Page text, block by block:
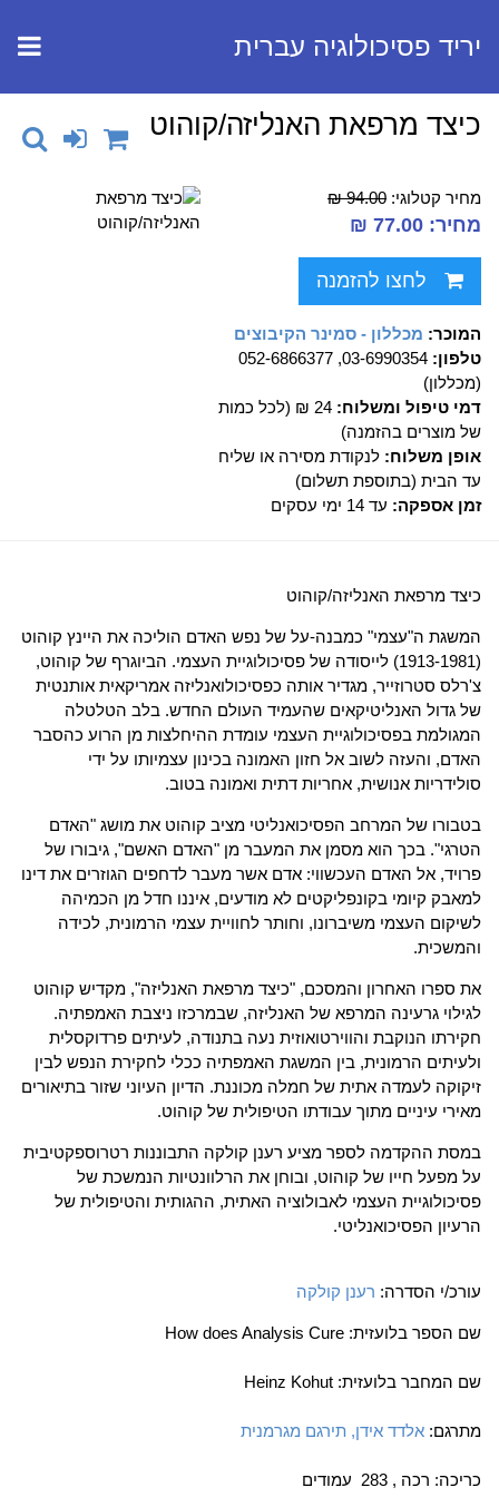
יריד פסיכולוגיה עברית
כיצד מרפאת האנליזה/קוהוט
מחיר קטלוגי: 94.00 ₪
מחיר: 77.00 ₪
לחצו להזמנה
המוכר: מכללון - סמינר הקיבוצים
טלפון:
03-6990354, 052-6866377
(מכללון)
דמי טיפול ומשלוח:
24 ₪ (לכל כמות
של מוצרים בהזמנה)
אופן משלוח: לנקודת מסירה או שליח
עד הבית (בתוספת תשלום)
זמן אספקה: עד 14 ימי עסקים
כיצד מרפאת האנליזה/קוהוט
המשגת ה"עצמי" כמבנה-על של נפש האדם הוליכה את היינץ קוהוט
(1913-1981) לייסודה של פסיכולוגיית העצמי. הביוגרף של קוהוט,
צ'רלס סטרוזייר, מגדיר אותה כפסיכולואנליזה אמריקאית אותנטית
של גדול האנליטיקאים שהעמיד העולם החדש. בלב הטלטלה
המגולמת בפסיכולוגיית העצמי עומדת ההיחלצות מן הרוע כהסבר
האדם, והעזה לשוב אל חזון האמונה בכינון עצמיותו על ידי
סולידריות אנושית, אחריות דתית ואמונה בטוב.
בטבורו של המרחב הפסיכואנליטי מציב קוהוט את מושג "האדם
הטרגי". בכך הוא מסמן את המעבר מן "האדם האשם", גיבורו של
פרויד, אל האדם העכשווי: אדם אשר מעבר לדחפים הגוזרים את דינו
למאבק קיומי בקונפליקטים לא מודעים, איננו חדל מן הכמיהה
לשיקום העצמי משיברונו, וחותר לחוויית עצמי הרמונית, לכידה
והמשכית.
את ספרו האחרון והמסכם, "כיצד מרפאת האנליזה", מקדיש קוהוט
לגילוי גרעינה המרפא של האנליזה, שבמרכזו ניצבת האמפתיה.
חקירתו הנוקבת והווירטואוזית נעה בתנודה, לעיתים פרדוקסלית
ולעיתים הרמונית, בין המשגת האמפתיה ככלי לחקירת הנפש לבין
זיקוקה לעמדה אתית של חמלה מכוננת. הדיון העיוני שזור בתיאורים
מאירי עיניים מתוך עבודתו הטיפולית של קוהוט.
במסת ההקדמה לספר מציע רענן קולקה התבוננות רטרוספקטיבית
על מפעל חייו של קוהוט, ובוחן את הרלוונטיות הנמשכת של
פסיכולוגיית העצמי לאבולוציה האתית, ההגותית והטיפולית של
הרעיון הפסיכואנליטי.
עורכ/י הסדרה: רענן קולקה
שם הספר בלועזית: How does Analysis Cure
שם המחבר בלועזית: Heinz Kohut
מתרגם: אלדד אידן, תירגם מגרמנית
כריכה: רכה , 283 עמודים